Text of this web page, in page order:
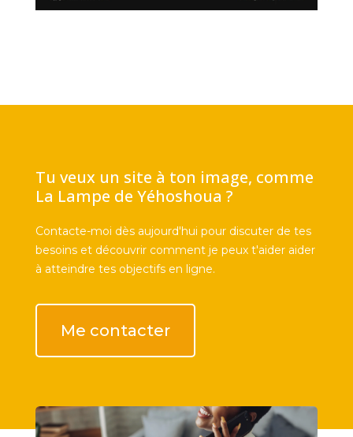
Tu veux un site à ton image, comme
La Lampe de Yéhoshoua ?
Contacte-moi dès aujourd'hui pour discuter de tes
besoins et découvrir comment je peux t'aider aider
à atteindre tes objectifs en ligne.
Me contacter